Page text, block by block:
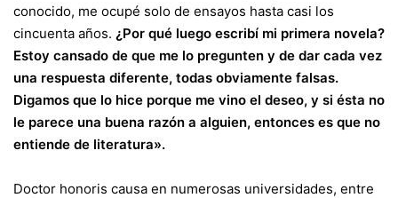
conocido, me ocupé solo de ensayos hasta casi los
cincuenta años. ¿Por qué luego escribí mi primera novela?
Estoy cansado de que me lo pregunten y de dar cada vez
una respuesta diferente, todas obviamente falsas.
Digamos que lo hice porque me vino el deseo, y si ésta no
le parece una buena razón a alguien, entonces es que no
entiende de literatura».
Doctor honoris causa en numerosas universidades, entre